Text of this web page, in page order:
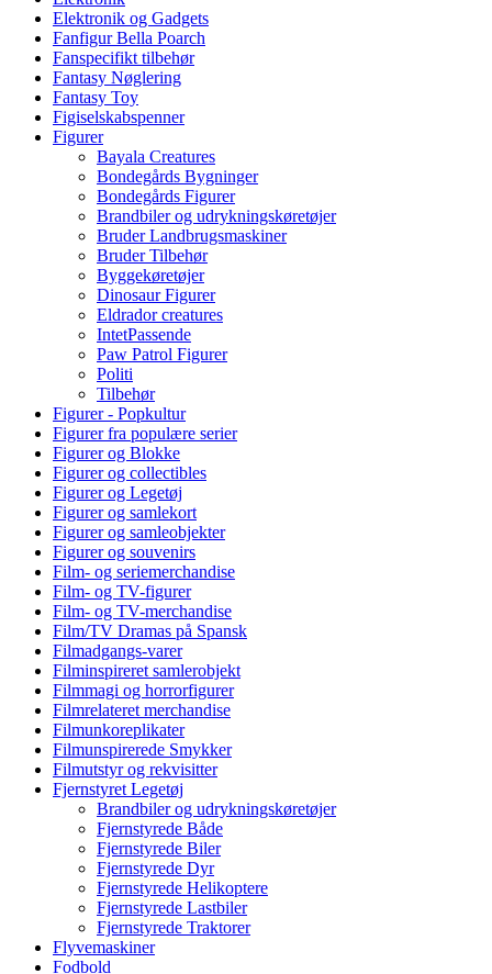
Elektronik og Gadgets
Fanfigur Bella Poarch
Fanspecifikt tilbehør
Fantasy Nøglering
Fantasy Toy
Figiselskabspenner
Figurer
Bayala Creatures
Bondegårds Bygninger
Bondegårds Figurer
Brandbiler og udrykningskøretøjer
Bruder Landbrugsmaskiner
Bruder Tilbehør
Byggekøretøjer
Dinosaur Figurer
Eldrador creatures
IntetPassende
Paw Patrol Figurer
Politi
Tilbehør
Figurer - Popkultur
Figurer fra populære serier
Figurer og Blokke
Figurer og collectibles
Figurer og Legetøj
Figurer og samlekort
Figurer og samleobjekter
Figurer og souvenirs
Film- og seriemerchandise
Film- og TV-figurer
Film- og TV-merchandise
Film/TV Dramas på Spansk
Filmadgangs-varer
Filminspireret samlerobjekt
Filmmagi og horrorfigurer
Filmrelateret merchandise
Filmunkoreplikater
Filmunspirerede Smykker
Filmutstyr og rekvisitter
Fjernstyret Legetøj
Brandbiler og udrykningskøretøjer
Fjernstyrede Både
Fjernstyrede Biler
Fjernstyrede Dyr
Fjernstyrede Helikoptere
Fjernstyrede Lastbiler
Fjernstyrede Traktorer
Flyvemaskiner
Fodbold